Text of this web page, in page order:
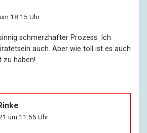
18:15 Uhr
schmerzhafter Prozess. Ich
auch. Aber wie toll ist es auch
zu haben!
um 11:55 Uhr